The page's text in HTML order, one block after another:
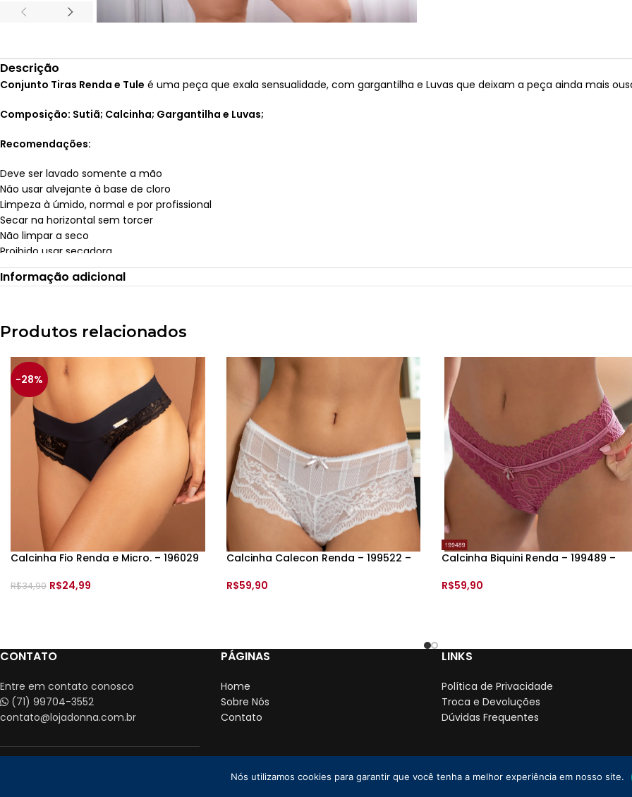
Descrição
Conjunto Tiras Renda e Tule é uma peça que exala sensualidade, com gargantilha e Luvas que deixam a peça ainda mais
Composição: Sutiã; Calcinha; Gargantilha e Luvas;
Recomendações:
Deve ser lavado somente a mão
Não usar alvejante à base de cloro
Limpeza à úmido, normal e por profissional
Secar na horizontal sem torcer
Não limpar a seco
Proibido usar secadora
Verifique a tabela de medidas, antes de finalizar a sua compra.
Informação adicional
Produtos relacionados
-28%
Calcinha Fio Renda e Micro. – 196029
R$34,90 R$24,99
Calcinha Calecon Renda – 199522 –
R$59,90
Calcinha Biquini Renda – 199489 –
R$59,90
CONTATO
Entre em contato conosco
(71) 99704-3552
contato@lojadonna.com.br
PÁGINAS
Home
Sobre Nós
Contato
LINKS
Política de Privacidade
Troca e Devoluções
Dúvidas Frequentes
Loja Donna CNPJ: 35.766.478/0001-01 2025 Todos os direitos reservados. | By Lebrun
Nós utilizamos cookies para garantir que você tenha a melhor experiência em nosso site.